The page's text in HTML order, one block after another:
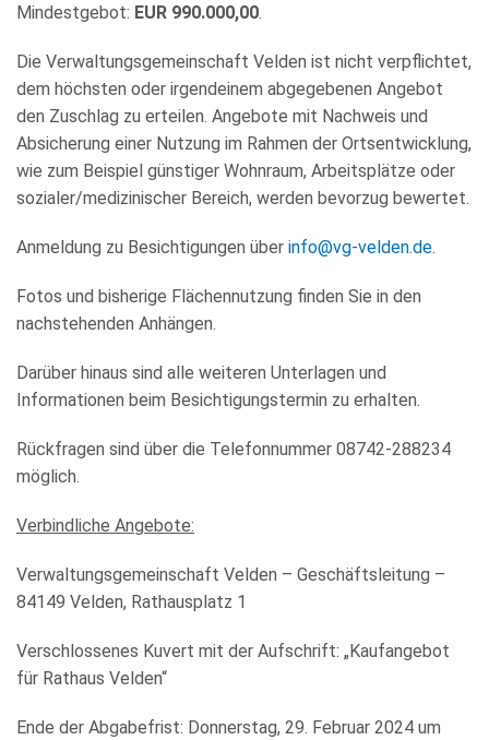
Mindestgebot: EUR 990.000,00.
Die Verwaltungsgemeinschaft Velden ist nicht verpflichtet,
dem höchsten oder irgendeinem abgegebenen Angebot
den Zuschlag zu erteilen. Angebote mit Nachweis und
Absicherung einer Nutzung im Rahmen der Ortsentwicklung,
wie zum Beispiel günstiger Wohnraum, Arbeitsplätze oder
sozialer/medizinischer Bereich, werden bevorzug bewertet.
Anmeldung zu Besichtigungen über info@vg-velden.de.
Fotos und bisherige Flächennutzung finden Sie in den
nachstehenden Anhängen.
Darüber hinaus sind alle weiteren Unterlagen und
Informationen beim Besichtigungstermin zu erhalten.
Rückfragen sind über die Telefonnummer 08742-288234
möglich.
Verbindliche Angebote:
Verwaltungsgemeinschaft Velden – Geschäftsleitung –
84149 Velden, Rathausplatz 1
Verschlossenes Kuvert mit der Aufschrift: „Kaufangebot
für Rathaus Velden“
Ende der Abgabefrist: Donnerstag, 29. Februar 2024 um